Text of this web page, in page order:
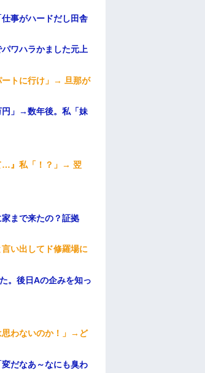
事がハードだし田舎
ワハラかました元上
ートに行け」→ 旦那が
円」→数年後。私「妹
…』私「！？」→ 翌
まで来たの？証拠
い出してド修羅場に
。後日Aの企みを知っ
思わないのか！」→ど
だなあ～なにも臭わ